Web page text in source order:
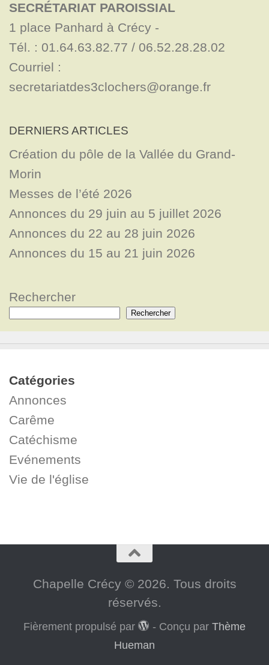
SECRÉTARIAT PAROISSIAL
1 place Panhard à Crécy -
Tél. : 01.64.63.82.77 / 06.52.28.28.02
Courriel :
secretariatdes3clochers@orange.fr
DERNIERS ARTICLES
Création du pôle de la Vallée du Grand-
Morin
Messes de l’été 2026
Annonces du 29 juin au 5 juillet 2026
Annonces du 22 au 28 juin 2026
Annonces du 15 au 21 juin 2026
Rechercher
Rechercher
Catégories
Annonces
Carême
Catéchisme
Evénements
Vie de l'église
Chapelle Crécy © 2026. Tous droits
réservés.
Fièrement propulsé par - Conçu par Thème
Hueman